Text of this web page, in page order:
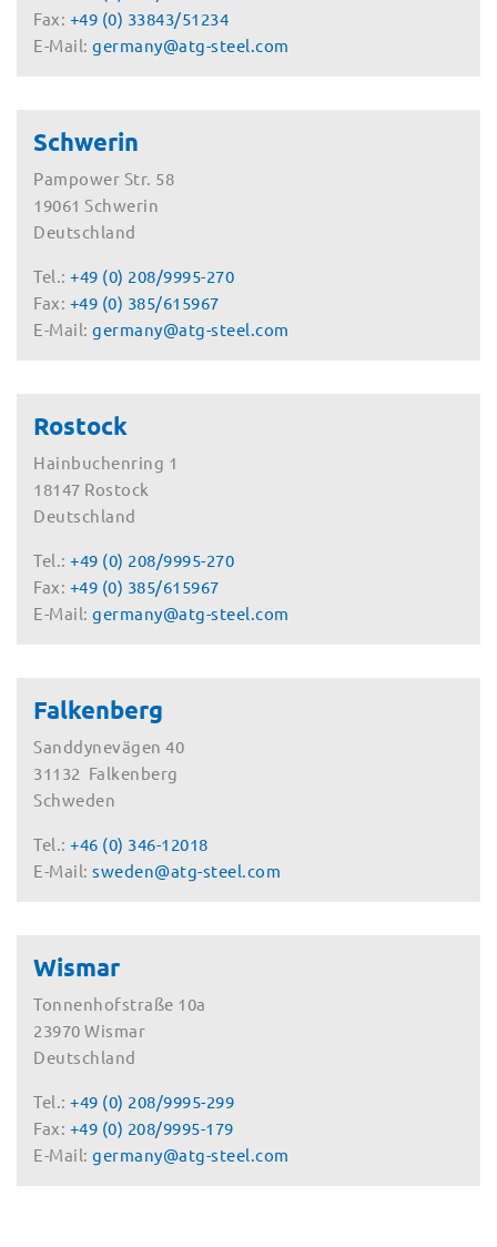
Fax: +49 (0) 33843/51234
E-Mail: germany@atg-steel.com
Schwerin
Pampower Str. 58
19061 Schwerin
Deutschland
Tel.: +49 (0) 208/9995-270
Fax: +49 (0) 385/615967
E-Mail: germany@atg-steel.com
Rostock
Hainbuchenring 1
18147 Rostock
Deutschland
Tel.: +49 (0) 208/9995-270
Fax: +49 (0) 385/615967
E-Mail: germany@atg-steel.com
Falkenberg
Sanddynevägen 40
31132 Falkenberg
Schweden
Tel.: +46 (0) 346-12018
E-Mail: sweden@atg-steel.com
Wismar
Tonnenhofstraße 10a
23970 Wismar
Deutschland
Tel.: +49 (0) 208/9995-299
Fax: +49 (0) 208/9995-179
E-Mail: germany@atg-steel.com